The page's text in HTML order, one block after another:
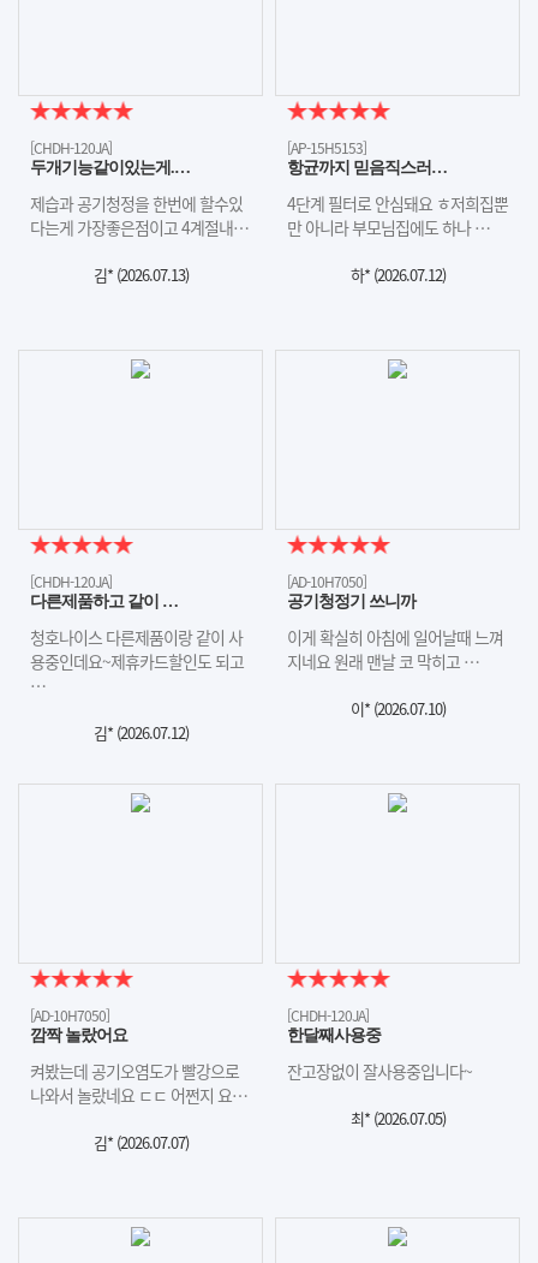
[CHDH-120JA]
두개기능같이있는게.…
​제습과 공기청정을 한번에 할수있
다는게 가장좋은점이고 4계절내…
김* (2026.07.13)
[AP-15H5153]
항균까지 믿음직스러…
4단계 필터로 안심돼요 ㅎ저희집뿐
만 아니라 부모님집에도 하나 …
하* (2026.07.12)
[CHDH-120JA]
다른제품하고 같이 …
청호나이스 다른제품이랑 같이 사
용중인데요~제휴카드할인도 되고
…
김* (2026.07.12)
[AD-10H7050]
공기청정기 쓰니까
이게 확실히 아침에 일어날때 느껴
지네요 원래 맨날 코 막히고 …
이* (2026.07.10)
[AD-10H7050]
깜짝 놀랐어요
켜봤는데 공기오염도가 빨강으로
나와서 놀랐네요 ㄷㄷ 어쩐지 요…
김* (2026.07.07)
[CHDH-120JA]
한달째사용중
잔고장없이 잘사용중입니다~
최* (2026.07.05)